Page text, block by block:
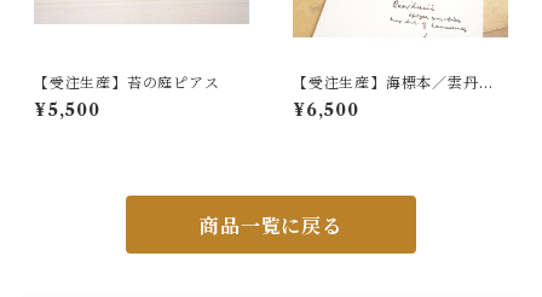
【受注生産】苔の庭ピアス
¥5,500
【受注生産】海標本／雲丹骨
（うにほね）ピアス・イヤリ
ング
¥6,500
商品一覧に戻る